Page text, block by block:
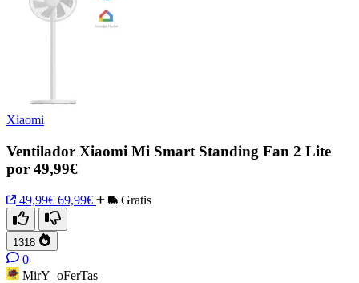
Xiaomi
Ventilador Xiaomi Mi Smart Standing Fan 2 Lite
por 49,99€
49,99€ 69,99€ Gratis
1318
0
MirY_oFerTas